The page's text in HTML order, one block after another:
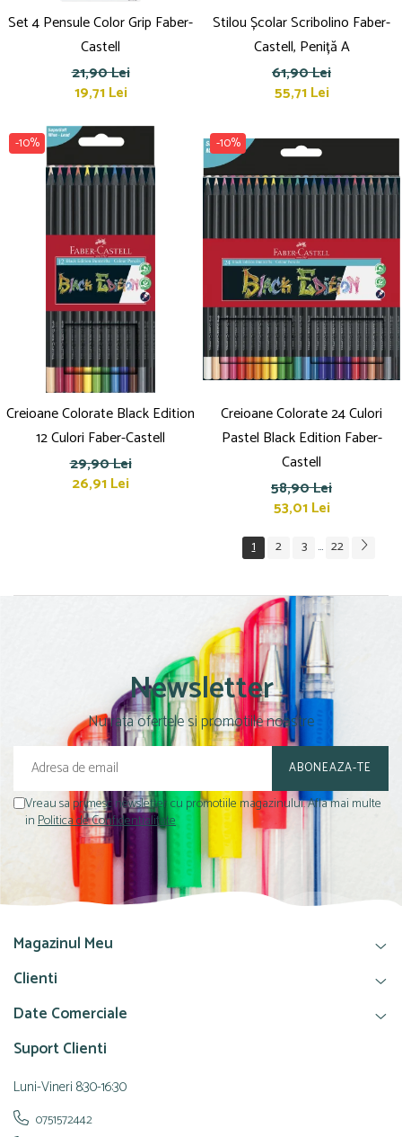
Set 4 Pensule Color Grip Faber-
Castell
21,90 Lei
19,71 Lei
Stilou Școlar Scribolino Faber-
Castell, Peniță A
61,90 Lei
55,71 Lei
-10%
Creioane Colorate Black Edition
12 Culori Faber-Castell
29,90 Lei
26,91 Lei
-10%
Creioane Colorate 24 Culori
Pastel Black Edition Faber-
Castell
58,90 Lei
53,01 Lei
1 2 3 ... 22
Newsletter
Nu rata ofertele si promotiile noastre
Vreau sa primesc newsletter cu promotiile magazinului. Afla mai multe
inPolitica de Confidentialitate
Magazinul Meu
Clienti
Date Comerciale
Suport Clienti
Luni-Vineri 8:30-16:30
0751572442